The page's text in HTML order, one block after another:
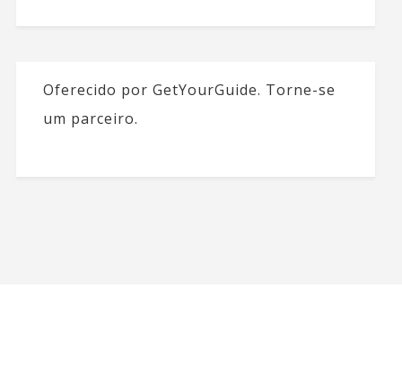
Oferecido por GetYourGuide. Torne-se
um parceiro.